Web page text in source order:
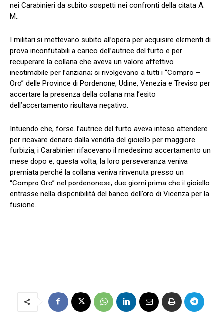
nei Carabinieri da subito sospetti nei confronti della citata A.
M..
I militari si mettevano subito all’opera per acquisire elementi di
prova inconfutabili a carico dell’autrice del furto e per
recuperare la collana che aveva un valore affettivo
inestimabile per l’anziana; si rivolgevano a tutti i “Compro –
Oro” delle Province di Pordenone, Udine, Venezia e Treviso per
accertare la presenza della collana ma l’esito
dell’accertamento risultava negativo.
Intuendo che, forse, l’autrice del furto aveva inteso attendere
per ricavare denaro dalla vendita del gioiello per maggiore
furbizia, i Carabinieri rifacevano il medesimo accertamento un
mese dopo e, questa volta, la loro perseveranza veniva
premiata perché la collana veniva rinvenuta presso un
“Compro Oro” nel pordenonese, due giorni prima che il gioiello
entrasse nella disponibilità del banco dell’oro di Vicenza per la
fusione.